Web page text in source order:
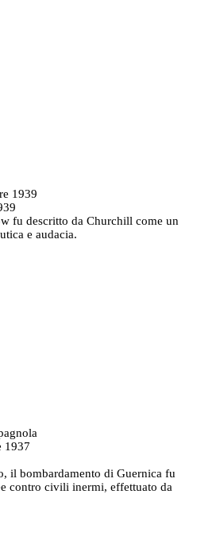
1939
fu descritto da Churchill come un
e audacia.
1937
il bombardamento di Guernica fu
contro civili inermi, effettuato da